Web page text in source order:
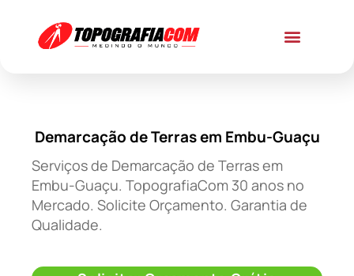
Demarcação de Terras em Embu-Guaçu
Serviços de Demarcação de Terras em
Embu-Guaçu. TopografiaCom 30 anos no
Mercado. Solicite Orçamento. Garantia de
Qualidade.